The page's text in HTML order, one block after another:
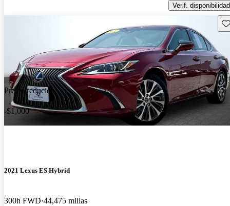
Verif. disponibilidad
Precio reducido
-$1,000
2021 Lexus ES Hybrid
300h FWD 44,475 millas